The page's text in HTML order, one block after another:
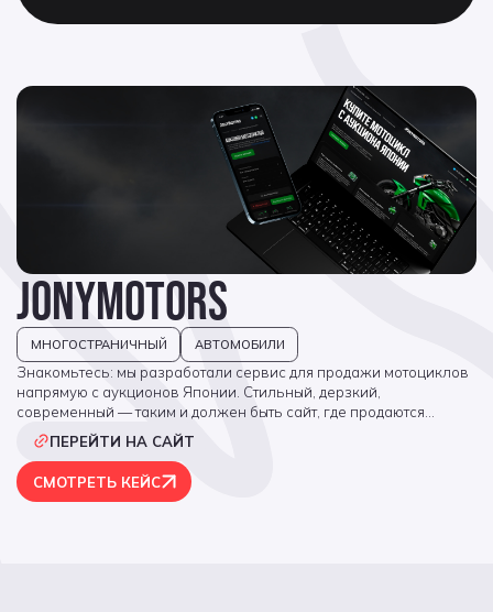
JONYMOTORS
МНОГОСТРАНИЧНЫЙ АВТОМОБИЛИ
Знакомьтесь: мы разработали сервис для продажи мотоциклов
напрямую с аукционов Японии. Стильный, дерзкий,
современный — таким и должен быть сайт, где продаются
качественные «железные кони». Мощный каталог с умными
фильтрами поиска: производитель, модель, год выпуска, объём
двигателя, пробег, тип — найдёт вариант даже для самого
требовательного байкера. Тысячи позиций мото в каталоге,
ПЕРЕЙТИ НА САЙТ
СМОТРЕТЬ КЕЙС